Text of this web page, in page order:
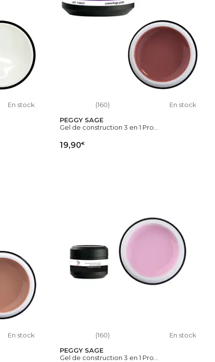
En stock
(160)
En stock
PEGGY SAGE
Gel de construction 3 en 1 Pro...
19,90€
En stock
(160)
En stock
PEGGY SAGE
Gel de construction 3 en 1 Pro...